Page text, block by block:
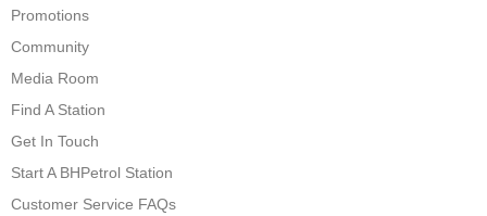
Promotions
Community
Media Room
Find A Station
Get In Touch
Start A BHPetrol Station
Customer Service FAQs